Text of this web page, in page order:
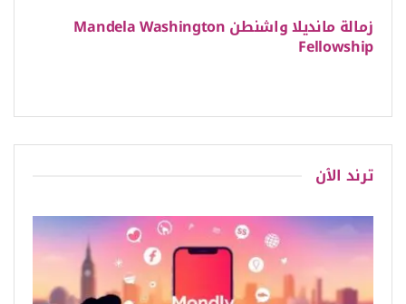
زمالة مانديلا واشنطن Mandela Washington
Fellowship
ترند الٱن